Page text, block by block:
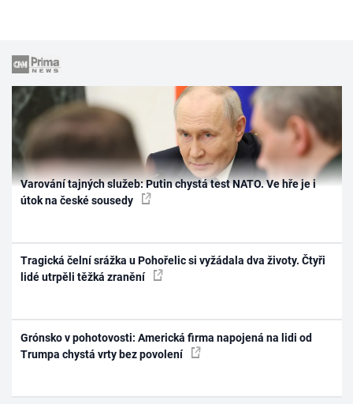
Varování tajných služeb: Putin chystá test NATO. Ve hře je i
útok na české sousedy
Tragická čelní srážka u Pohořelic si vyžádala dva životy. Čtyři
lidé utrpěli těžká zranění
Grónsko v pohotovosti: Americká firma napojená na lidi od
Trumpa chystá vrty bez povolení